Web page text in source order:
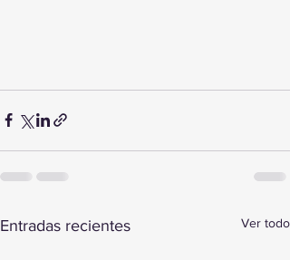
Entradas recientes Ver todo